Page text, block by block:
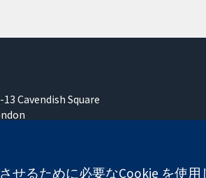
13 Cavendish Square
せるために必要なCookie を使